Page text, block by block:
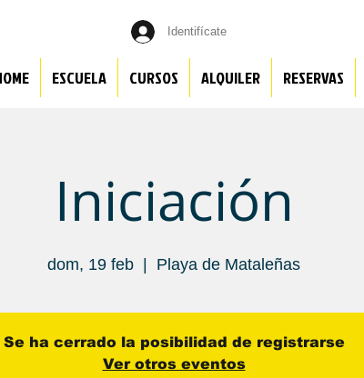
Identifícate
ESCUELA CURSOS ALQUILER RESERVAS
Iniciación
dom, 19 feb Playa de Mataleñas
Se ha cerrado la posibilidad de registrarse
Ver otros eventos